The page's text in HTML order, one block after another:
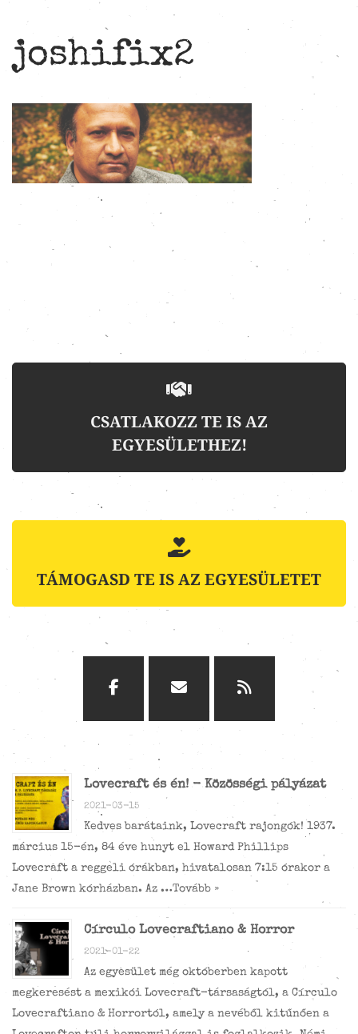
joshifix2
CSATLAKOZZ TE IS AZ
EGYESÜLETHEZ!
TÁMOGASD TE IS AZ EGYESÜLETET
Lovecraft és én! - Közösségi pályázat
2021-03-15
Kedves barátaink, Lovecraft rajongók! 1937.
március 15-én, 84 éve hunyt el Howard Phillips
Lovecraft a reggeli órákban, hivatalosan 7:15 órakor a
Jane Brown kórházban. Az …Tovább »
Círculo Lovecraftiano & Horror
2021-01-22
Az egyesület még októberben kapott
megkeresést a mexikói Lovecraft-társaságtól, a Círculo
Lovecraftiano & Horrortól, amely a nevéből kitűnően a